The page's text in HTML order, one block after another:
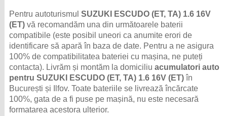
Pentru autoturismulSUZUKI ESCUDO (ET, TA) 1.6 16V
(ET) vă recomandăm una din următoarele baterii
compatibile (este posibil uneori ca anumite erori de
identificare să apară în baza de date. Pentru a ne asigura
100% de compatibilitatea bateriei cu mașina, ne puteți
contacta). Livrăm și montăm la domiciliuacumulatori auto
pentru SUZUKI ESCUDO (ET, TA) 1.6 16V (ET)în
București și Ilfov. Toate bateriile se livrează încărcate
100%, gata de a fi puse pe mașină, nu este necesară
formatarea acestora ulterior.